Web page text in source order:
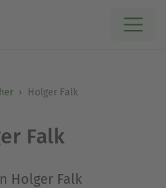
Holger Falk
Falk
Holger Falk